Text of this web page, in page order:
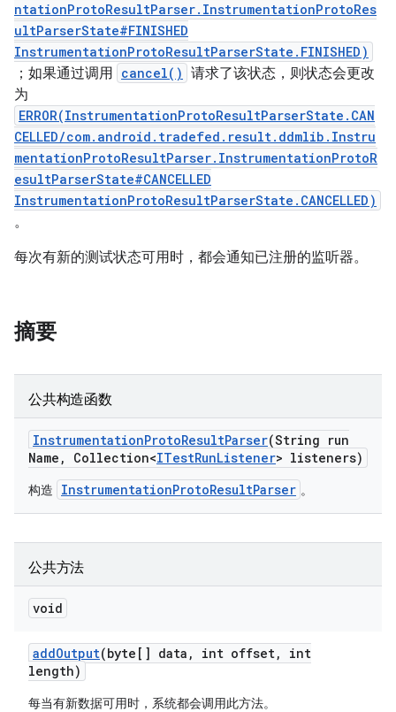
ntationProtoResultParser.InstrumentationProtoRes
ultParserState#FINISHED
InstrumentationProtoResultParserState.FINISHED)
；如果通过调用 cancel() 请求了该状态，则状态会更改
为
ERROR(InstrumentationProtoResultParserState.CAN
CELLED/com.android.tradefed.result.ddmlib.Instru
mentationProtoResultParser.InstrumentationProtoR
esultParserState#CANCELLED
InstrumentationProtoResultParserState.CANCELLED)
。
每次有新的测试状态可用时，都会通知已注册的监听器。
摘要
公共构造函数
InstrumentationProtoResultParser(String run
Name , Collection<ITestRunListener> listeners)
构造 InstrumentationProtoResultParser 。
公共方法
void
addOutput(byte[] data , int offset,
int
length)
每当有新数据可用时，系统都会调用此方法。